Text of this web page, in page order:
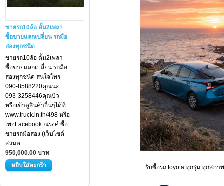
ขายรถ10ล้อ ดั้ม2เพลา
ซื้อขายแลกเปลี่ยน รถมือ
สองทุกชนิด
ขายรถ10ล้อ ดั้ม2เพลา
ซื้อขายแลกเปลี่ยน รถมือ
สองทุกชนิด สนใจโทร
090-8588220คุณนะ
093-3258446คุณบิว
หรือเข้าดูสินค้าอื่นๆได้ที่
www.truck.in.th/498 หรือ
เพจFacebook ณรงค์ ซื้อ
ขายรถมือสอง (เว็บไซต์
ส่วนต
950,000.00 บาท
รับซื้อรถ toyota ทุกรุ่น ทุกสภา